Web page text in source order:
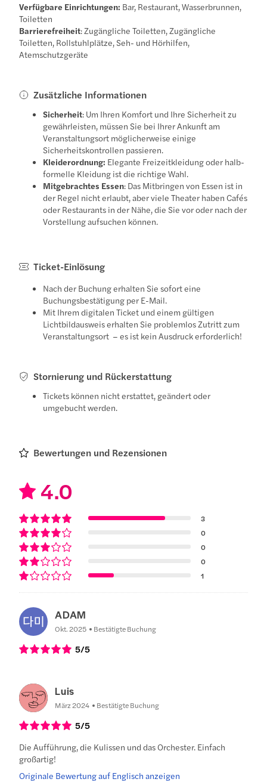
Verfügbare Einrichtungen: Bar, Restaurant, Wasserbrunnen,
Toiletten
Barrierefreiheit: Zugängliche Toiletten, Zugängliche
Toiletten, Rollstuhlplätze, Seh- und Hörhilfen,
Atemschutzgeräte
Zusätzliche Informationen
Sicherheit: Um Ihren Komfort und Ihre Sicherheit zu
gewährleisten, müssen Sie bei Ihrer Ankunft am
Veranstaltungsort möglicherweise einige
Sicherheitskontrollen passieren.
Kleiderordnung: Elegante Freizeitkleidung oder halb-
formelle Kleidung ist die richtige Wahl.
Mitgebrachtes Essen: Das Mitbringen von Essen ist in
der Regel nicht erlaubt, aber viele Theater haben Cafés
oder Restaurants in der Nähe, die Sie vor oder nach der
Vorstellung aufsuchen können.
Ticket-Einlösung
Nach der Buchung erhalten Sie sofort eine
Buchungsbestätigung per E-Mail.
Mit Ihrem digitalen Ticket und einem gültigen
Lichtbildausweis erhalten Sie problemlos Zutritt zum
Veranstaltungsort – es ist kein Ausdruck erforderlich!
Stornierung und Rückerstattung
Tickets können nicht erstattet, geändert oder
umgebucht werden.
Bewertungen und Rezensionen
4.0
3
0
0
0
1
ADAM
Okt. 2025 Bestätigte Buchung
5/5
Luis
März 2024 Bestätigte Buchung
5/5
Die Aufführung, die Kulissen und das Orchester. Einfach
großartig!
Originale Bewertung auf Englisch anzeigen